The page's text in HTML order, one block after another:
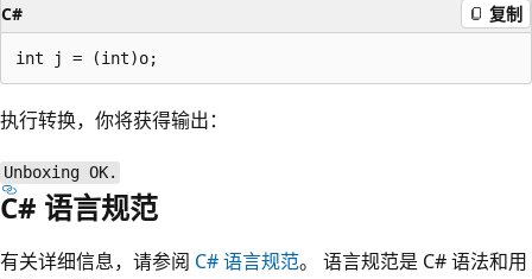
C# 复制
执行转换，你将获得输出：
Unboxing OK.
C# 语言规范
有关详细信息，请参阅 C# 语言规范。 语言规范是 C# 语法和用